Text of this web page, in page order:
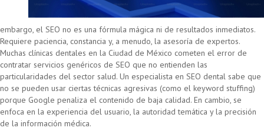
embargo, el SEO no es una fórmula mágica ni de resultados inmediatos.
Requiere paciencia, constancia y, a menudo, la asesoría de expertos.
Muchas clínicas dentales en la Ciudad de México cometen el error de
contratar servicios genéricos de SEO que no entienden las
particularidades del sector salud. Un especialista en SEO dental sabe que
no se pueden usar ciertas técnicas agresivas (como el keyword stuffing)
porque Google penaliza el contenido de baja calidad. En cambio, se
enfoca en la experiencia del usuario, la autoridad temática y la precisión
de la información médica.